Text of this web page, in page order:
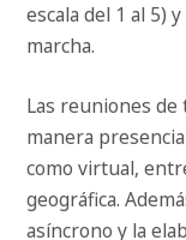
escala del 1 al 5)
marcha.
Las reuniones
manera
como virtual,
geográfica.
asíncrono y la